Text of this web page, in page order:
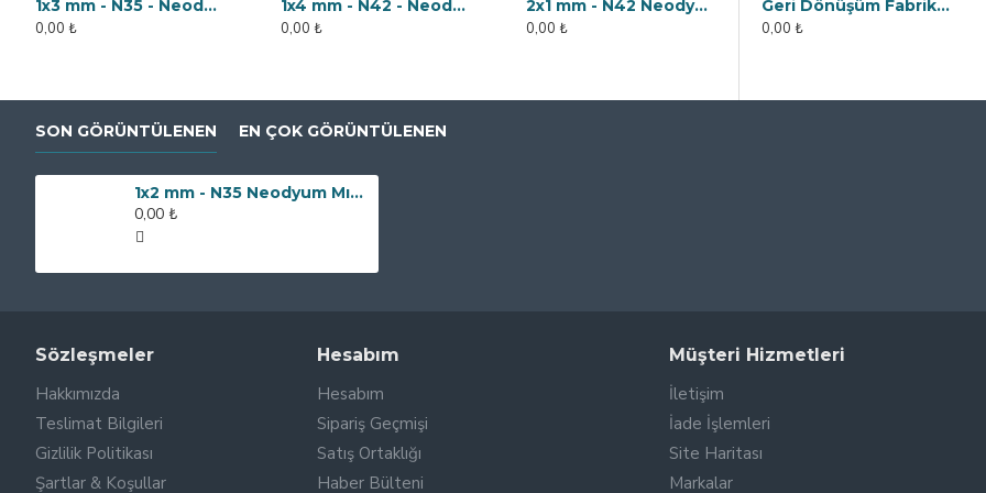
1x3 mm - N35 - Neodyum Mıknatıs
0,00 ₺
1x4 mm - N42 - Neodyum Mıknatıs
0,00 ₺
2x1 mm - N42 Neodyum Mıknatıs
0,00 ₺
2x2 mm - N42 Neodyum Mıknatıs
0,00 ₺
Geri Dönüşüm Fabrikası İçin Kolay Temizlenebilir Neodyum Elek Mıknatıs
0,00 ₺
SON GÖRÜNTÜLENEN EN ÇOK GÖRÜNTÜLENEN
1x2 mm - N35 Neodyum Mıknatıs
0,00 ₺
Sözleşmeler
Hakkımızda
Teslimat Bilgileri
Gizlilik Politikası
Şartlar & Koşullar
Hesabım
Hesabım
Sipariş Geçmişi
Satış Ortaklığı
Haber Bülteni
Müşteri Hizmetleri
İletişim
İade İşlemleri
Site Haritası
Markalar